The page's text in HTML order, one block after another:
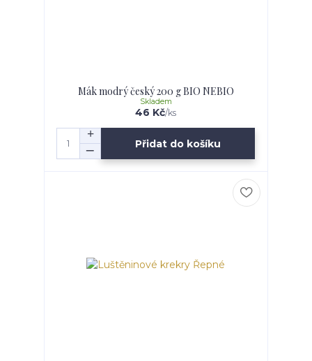
Mák modrý český 200 g BIO NEBIO
46 Kč/ks
Skladem
Přidat do košíku